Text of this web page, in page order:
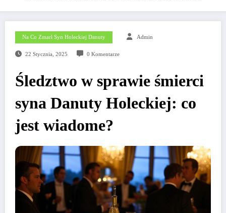
Na Co Zmarł Syn Holeckiej Danuty Admin
22 Stycznia, 2025 0 Komentarze
Śledztwo w sprawie śmierci
syna Danuty Holeckiej: co
jest wiadome?